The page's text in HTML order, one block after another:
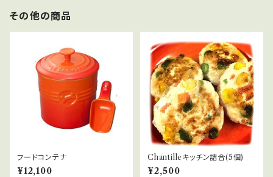
その他の商品
フードコンテナ
¥12,100
Chantilleキッチン詰合(5個)
¥2,500